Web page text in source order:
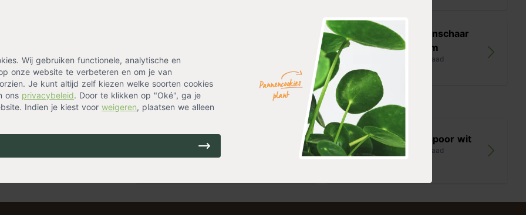
Wij gebruiken functionele, analytische en
onze website te verbeteren en om je van
Je kunt altijd zelf kiezen welke soorten cookies
ons privacybeleid. Door te klikken op "Oké", ga je
Indien je kiest voor weigeren, plaatsen we alleen
tuingrond door er wat
hoogte in het plantgat.
Lupinusgroeit goed in de
grond.
bloembolaan voor de juiste
Bloemenschaar
premium
op voorraad
Alternatieven
Delphinium 'Blue Bird'
(ridderspoor
op voorraad
Ridderspoor wit
op voorraad